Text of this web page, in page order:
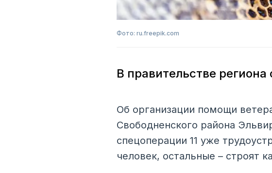
Фото: ru.freepik.com
В правительстве
Об организации помощи
Свободненского района
спецоперации 11 уже
человек, остальные – строят